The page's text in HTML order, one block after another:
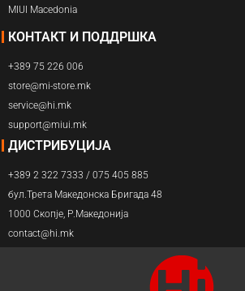
MIUI Macedonia
КОНТАКТ И ПОДДРШКА
+389 75 226 006
store@mi-store.mk
service@hi.mk
support@miui.mk
ДИСТРИБУЦИЈА
+389 2 322 7333 / 075 405 885
бул.Трета Македонска Бригада 48
1000 Скопје, Р.Македонија
contact@hi.mk